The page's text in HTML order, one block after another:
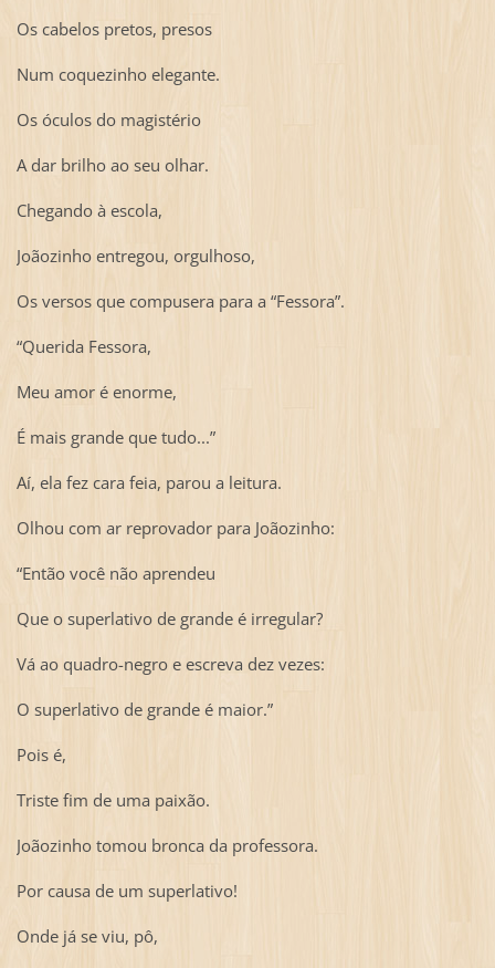
Os cabelos pretos, presos
Num coquezinho elegante.
Os óculos do magistério
A dar brilho ao seu olhar.
Chegando à escola,
Joãozinho entregou, orgulhoso,
Os versos que compusera para a “Fessora”.
“Querida Fessora,
Meu amor é enorme,
É mais grande que tudo...”
Aí, ela fez cara feia, parou a leitura.
Olhou com ar reprovador para Joãozinho:
“Então você não aprendeu
Que o superlativo de grande é irregular?
Vá ao quadro-negro e escreva dez vezes:
O superlativo de grande é maior.”
Pois é,
Triste fim de uma paixão.
Joãozinho tomou bronca da professora.
Por causa de um superlativo!
Onde já se viu, pô,